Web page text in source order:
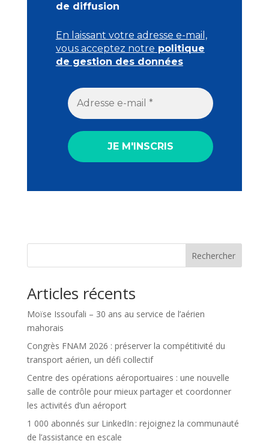
de diffusion
En laissant votre adresse e-mail,
vous acceptez notre politique
de gestion des données
Rechercher
Articles récents
Moïse Issoufali – 30 ans au service de l’aérien
mahorais
Congrès FNAM 2026 : préserver la compétitivité du
transport aérien, un défi collectif
Centre des opérations aéroportuaires : une nouvelle
salle de contrôle pour mieux partager et coordonner
les activités d’un aéroport
1 000 abonnés sur LinkedIn : rejoignez la communauté
de l’assistance en escale